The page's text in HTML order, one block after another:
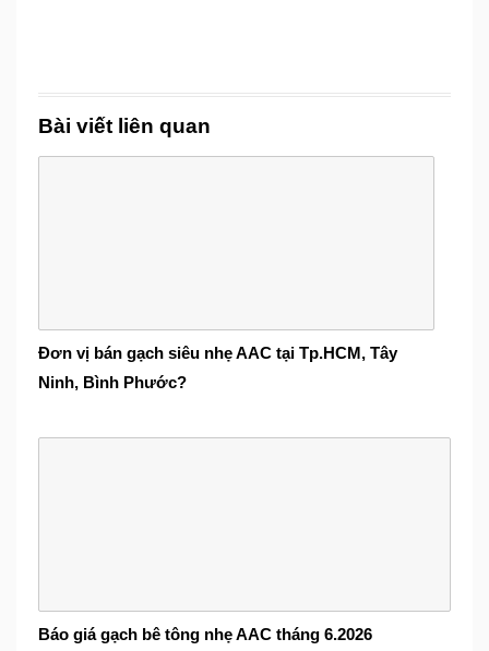
Bài viết liên quan
Đơn vị bán gạch siêu nhẹ AAC tại Tp.HCM, Tây
Ninh, Bình Phước?
Báo giá gạch bê tông nhẹ AAC tháng 6.2026